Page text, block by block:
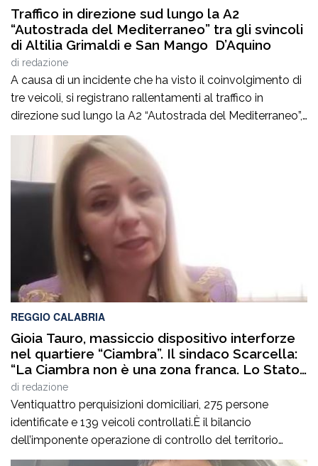
Traffico in direzione sud lungo la A2
“Autostrada del Mediterraneo” tra gli svincoli
di Altilia Grimaldi e San Mango D’Aquino
di redazione
A causa di un incidente che ha visto il coinvolgimento di
tre veicoli, si registrano rallentamenti al traffico in
direzione sud lungo la A2 “Autostrada del Mediterraneo”,
nel tratto compreso tra gli svincoli di Altilia Grimaldi (CS)
e San Mango D’Aquino (CZ). Sul posto è intervenuto il
personale Anas, il 118 e il soccorso meccanico […]
REGGIO CALABRIA
Gioia Tauro, massiccio dispositivo interforze
nel quartiere “Ciambra”. Il sindaco Scarcella:
“La Ciambra non è una zona franca. Lo Stato
c’è e si vede”
di redazione
Ventiquattro perquisizioni domiciliari, 275 persone
identificate e 139 veicoli controllati.È il bilancio
dell’imponente operazione di controllo del territorio
condotta il7 agosto nel quartiere Ciambra di Gioia Tauro,